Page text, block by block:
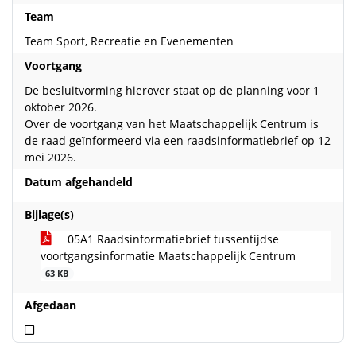
Team
Team Sport, Recreatie en Evenementen
Voortgang
De besluitvorming hierover staat op de planning voor 1
oktober 2026.
Over de voortgang van het Maatschappelijk Centrum is
de raad geïnformeerd via een raadsinformatiebrief op 12
mei 2026.
Datum afgehandeld
Bijlage(s)
05A1 Raadsinformatiebrief tussentijdse
voortgangsinformatie Maatschappelijk Centrum
63 KB
Afgedaan
Niet afgedaan